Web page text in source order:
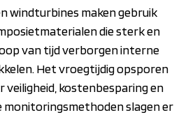
windturbines maken gebruik
die sterk en
van tijd verborgen interne
Het vroegtijdig opsporen
veiligheid, kostenbesparing en
monitoringsmethoden slagen er